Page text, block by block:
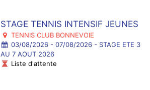
STAGE TENNIS INTENSIF JEUNES
TENNIS CLUB BONNEVOIE
03/08/2026 - 07/08/2026 - STAGE ETE 3
AU 7 AOUT 2026
Liste d'attente